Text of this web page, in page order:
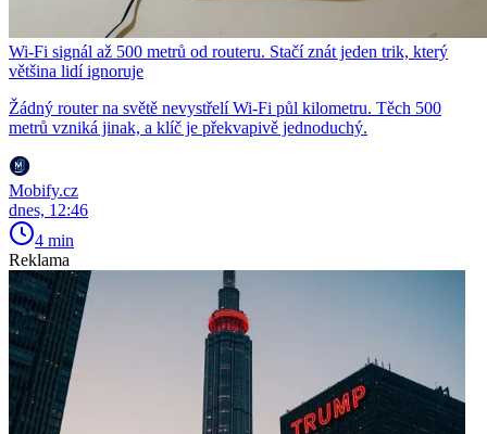
Wi-Fi signál až 500 metrů od routeru. Stačí znát jeden trik, který
většina lidí ignoruje
Žádný router na světě nevystřelí Wi-Fi půl kilometru. Těch 500
metrů vzniká jinak, a klíč je překvapivě jednoduchý.
Mobify.cz
dnes, 12:46
4 min
Reklama